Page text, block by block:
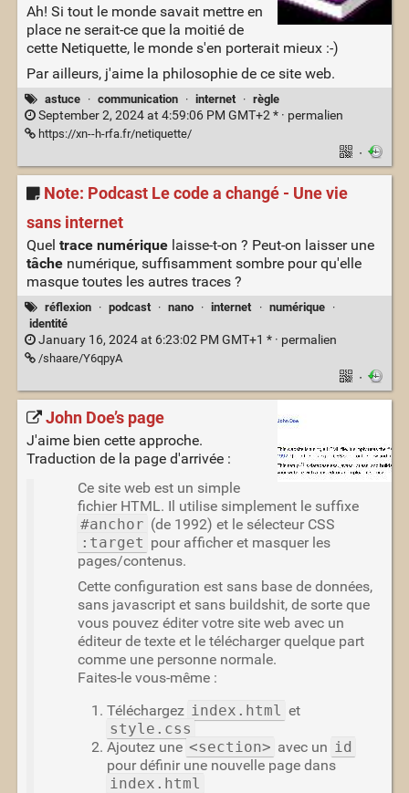
Ah! Si tout le monde savait mettre en
place ne serait-ce que la moitié de
cette Netiquette, le monde s'en porterait mieux :-)
Par ailleurs, j'aime la philosophie de ce site web.
astuce · communication · internet · règle
September 2, 2024 at 4:59:06 PM GMT+2 * · permalien
https://xn--h-rfa.fr/netiquette/
·
Note: Podcast Le code a changé - Une vie
sans internet
Quel trace numériquelaisse-t-on ? Peut-on laisser une
tâchenumérique, suffisamment sombre pour qu'elle
masque toutes les autres traces ?
réflexion · podcast · nano · internet · numérique
·
identité
January 16, 2024 at 6:23:02 PM GMT+1 * · permalien
/shaare/Y6qpyA
·
John Doe’s page
J'aime bien cette approche.
Traduction de la page d'arrivée :
Ce site web est un simple
fichier HTML. Il utilise simplement le suffixe
#anchor (de 1992) et le sélecteur CSS
:target pour afficher et masquer les
pages/contenus.
Cette configuration est sans base de données,
sans javascript et sans buildshit, de sorte que
vous pouvez éditer votre site web avec un
éditeur de texte et le télécharger quelque part
comme une personne normale.
Faites-le vous-même :
Téléchargez index.html et
style.css
Ajoutez une <section> avec un id
pour définir une nouvelle page dans
index.html